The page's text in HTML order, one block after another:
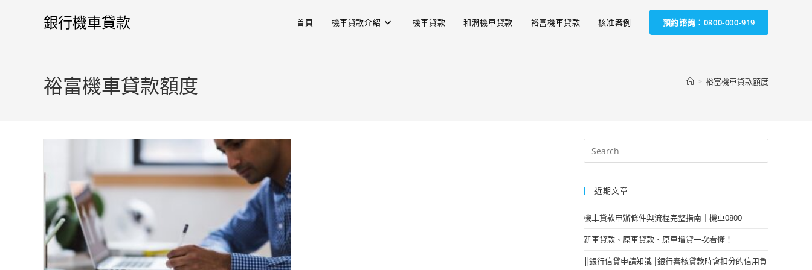
銀行機車貸款 首頁 機車貸款介紹 機車貸款 和潤機車貸款 裕富機車貸款 核准案例 預約諮詢：0800-000-919
裕富機車貸款額度 > 裕富機車貸款額度
近期文章
機車貸款申辦條件與流程完整指南｜機車0800
新車貸款、原車貸款、原車增貸一次看懂！
║銀行信貸申請知識║銀行審核貸款時會扣分的信用負